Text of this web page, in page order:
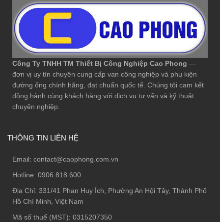
Công Ty TNHH TM Thiết Bị Công Nghiệp Cao Phong —
đơn vị uy tín chuyên cung cấp van công nghiệp và phụ kiện
đường ống chính hãng, đạt chuẩn quốc tế. Chúng tôi cam kết
đồng hành cùng khách hàng với dịch vụ tư vấn và kỹ thuật
chuyên nghiệp.
THÔNG TIN LIÊN HỆ
Email: contact@caophong.com.vn
Hotline: 0906.818.600
Địa Chỉ: 331/41 Phan Huy Ích, Phường An Hội Tây, Thành Phố
Hồ Chí Minh, Việt Nam
Mã số thuế (MST): 0315207350